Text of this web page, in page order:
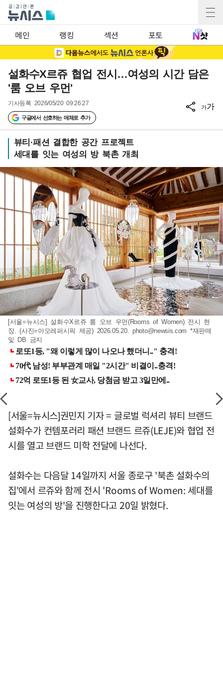
메인 랭킹 섹션 포토
설화수X르쥬 협업 전시…여성의 시간 담은
'룸 오브 우먼'
기사등록 2026/05/20 09:26:27
구글에서 선호하는 매체로 추가
가가
뷰티·패션 결합한 공간 프로젝트
세대를 잇는 여성의 방 북촌 개최
[서울=뉴시스] 설화수X르쥬 룸 오브 우먼(Rooms of Women) 전시 현
장. (사진=아모레퍼시픽 제공) 2026.05.20. photo@newsis.com *재판매
및 DB 금지
[서울=뉴시스]권민지 기자 = 글로벌 럭셔리 뷰티 브랜드
설화수가 컨템포러리 패션 브랜드 르쥬(LEJE)와 협업 전
시를 열고 브랜드 미학 전달에 나선다.
설화수는 다음달 14일까지 서울 종로구 '북촌 설화수의
집'에서 르쥬와 함께 전시 'Rooms of Women: 세대를
잇는 여성의 방'을 진행한다고 20일 밝혔다.